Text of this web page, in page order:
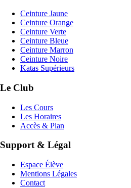
Ceinture Jaune
Ceinture Orange
Ceinture Verte
Ceinture Bleue
Ceinture Marron
Ceinture Noire
Katas Supérieurs
Le Club
Les Cours
Les Horaires
Accès & Plan
Support & Légal
Espace Élève
Mentions Légales
Contact